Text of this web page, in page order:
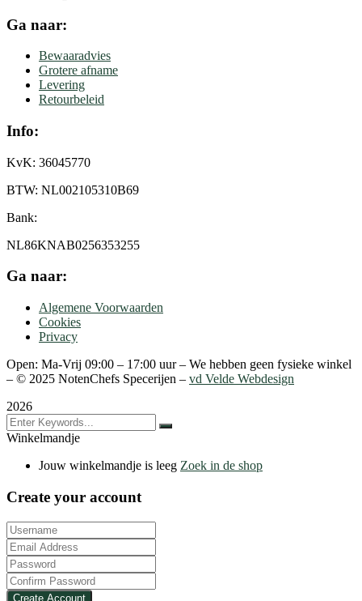
Ga naar:
Bewaaradvies
Grotere afname
Levering
Retourbeleid
Info:
KvK: 36045770
BTW: NL002105310B69
Bank:
NL86KNAB0256353255
Ga naar:
Algemene Voorwaarden
Cookies
Privacy
Open: Ma-Vrij 09:00 – 17:00 uur – We hebben geen fysieke winkel
– © 2025 NotenChefs Specerijen – vd Velde Webdesign
2026
Winkelmandje
Jouw winkelmandje is leeg Zoek in de shop
Create your account
Create Account